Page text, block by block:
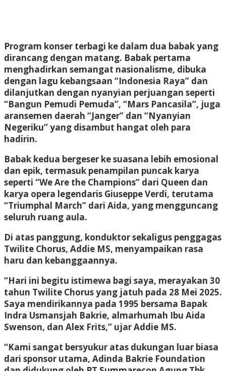
Program konser terbagi ke dalam dua babak yang
dirancang dengan matang. Babak pertama
menghadirkan semangat nasionalisme, dibuka
dengan lagu kebangsaan “Indonesia Raya” dan
dilanjutkan dengan nyanyian perjuangan seperti
“Bangun Pemudi Pemuda”, “Mars Pancasila”, juga
aransemen daerah “Janger” dan “Nyanyian
Negeriku” yang disambut hangat oleh para
hadirin.
Babak kedua bergeser ke suasana lebih emosional
dan epik, termasuk penampilan puncak karya
seperti “We Are the Champions” dari Queen dan
karya opera legendaris Giuseppe Verdi, terutama
“Triumphal March” dari Aida, yang mengguncang
seluruh ruang aula.
Di atas panggung, konduktor sekaligus penggagas
Twilite Chorus, Addie MS, menyampaikan rasa
haru dan kebanggaannya.
“Hari ini begitu istimewa bagi saya, merayakan 30
tahun Twilite Chorus yang jatuh pada 28 Mei 2025.
Saya mendirikannya pada 1995 bersama Bapak
Indra Usmansjah Bakrie, almarhumah Ibu Aida
Swenson, dan Alex Frits,” ujar Addie MS.
“Kami sangat bersyukur atas dukungan luar biasa
dari sponsor utama, Adinda Bakrie Foundation